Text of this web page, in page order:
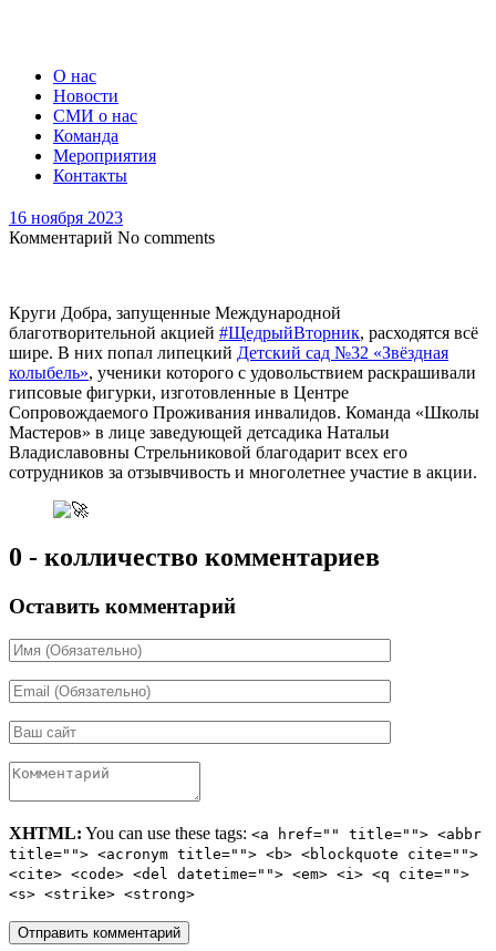
О нас
Новости
СМИ о нас
Команда
Мероприятия
Контакты
16 ноября 2023
Комментарий No comments
Круги Добра, запущенные Международной
благотворительной акцией #ЩедрыйВторник, расходятся всё
шире. В них попал липецкий Детский сад №32 «Звёздная
колыбель», ученики которого с удовольствием раскрашивали
гипсовые фигурки, изготовленные в Центре
Сопровождаемого Проживания инвалидов. Команда «Школы
Мастеров» в лице заведующей детсадика Натальи
Владиславовны Стрельниковой благодарит всех его
сотрудников за отзывчивость и многолетнее участие в акции.
0 - колличество комментариев
Оставить комментарий
XHTML: You can use these tags: <a href="" title=""> <abbr
title=""> <acronym title=""> <b> <blockquote cite="">
<cite> <code> <del datetime=""> <em> <i> <q cite="">
<s> <strike> <strong>